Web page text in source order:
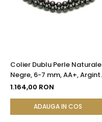
Colier Dublu Perle Naturale
Negre, 6-7 mm, AA+, Argint
925 | KASKADDA®
1.164,00 RON
ADAUGA IN COS